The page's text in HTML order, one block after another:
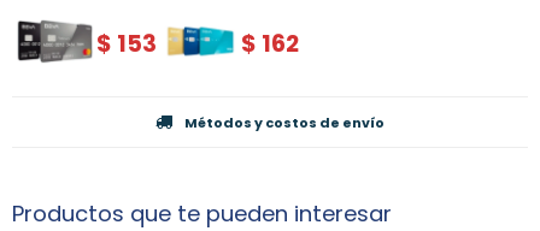
$ 153 $ 162
Métodos y costos de envío
Productos que te pueden interesar